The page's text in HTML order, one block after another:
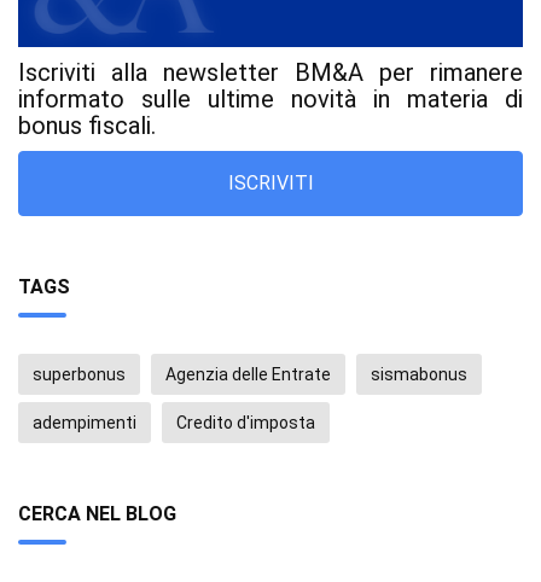
Iscriviti alla newsletter BM&A per rimanere
informato sulle ultime novità in materia di
bonus fiscali.
ISCRIVITI
TAGS
superbonus Agenzia delle Entrate sismabonus
adempimenti Credito d'imposta
CERCA NEL BLOG